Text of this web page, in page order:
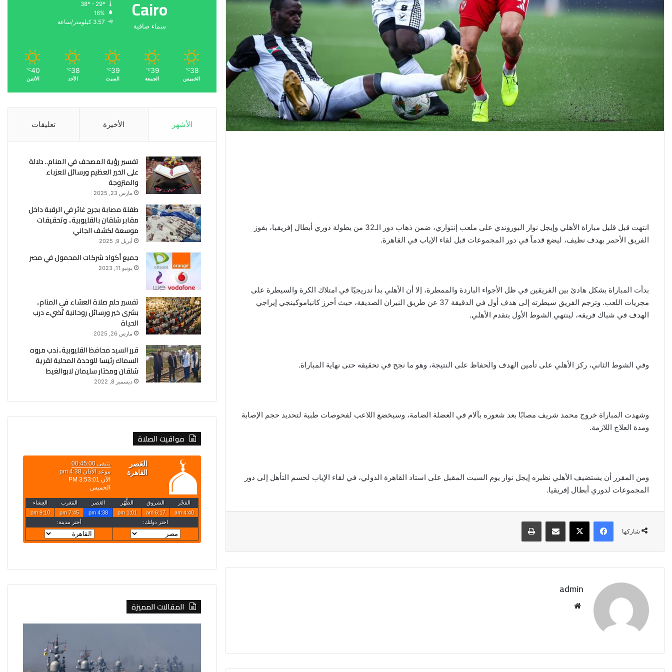
انتهت قبل قليل مباراة الأهلي وإيجل نوار البوروندي على ملعب إنتواري، ضمن ذهاب دور الـ32 من بطولة دوري أبطال إفريقيا، بفوز
الفريق الأحمر بهدف نظيف، ليضع قدماً في دور المجموعات قبل لقاء الإياب في القاهرة.
بدأت المباراة بشكل هادئ بين الفريقين في ظل الأجواء الباردة والممطرة، إلا أن الأهلي بدأ تدريجيًا في امتلاك الكرة والسيطرة على
مجريات اللعب. وترجم الفريق سيطرته إلى هدف أول في الدقيقة 37 عن طريق النيران الصديقة، حيث أحرز كانياموكينجي إيراجي
الهدف في شباك فريقه، لينتهي الشوط الأول بتقدم الأهلي.
وفي الشوط الثاني، ركز الأهلي على تأمين الهدف والحفاظ على النتيجة، وهو ما نجح في تحقيقه حتى نهاية المباراة.
وشهدت المباراة خروج محمد شريف مصابًا بعد شعوره بآلام في العضلة الضامة، وسيخضع اللاعب لفحوصات طبية لتحديد حجم الإصابة
ومدة العلاج اللازمة.
ومن المقرر أن يستضيف الأهلي نظيره إيجل نوار يوم السبت المقبل على استاد القاهرة الدولي، في لقاء الإياب لحسم التأهل إلى دور
المجموعات لدوري أبطال إفريقيا.
شاركها
فيسبوك ‫X مشاركة عبر البريد طباعة
admin
Cairo
سماء صافية
16%
3.57 كيلومتر/ساعة
38
℃
الخميس
39
℃
الجمعة
39
℃
السبت
38
℃
الأحد
40
℃
الأثنين
الأشهر الأخيرة تعليقات
تفسير رؤية المصحف في المنام.. دلالة
على الخير العظيم ورسائل للعزباء
والمتزوجة
مارس 23, 2025
طفلة مصابة بجرح غائر في الرقبة داخل
مقابر شلقان بالقليوبية.. وتحقيقات
موسعة لكشف الجاني
أبريل 9, 2025
جميع أكواد شركات المحمول في مصر
يونيو 11, 2023
تفسير حلم صلاة العشاء في المنام..
بشرى خير ورسائل روحانية تُضيء درب
الحياة
مارس 26, 2025
قرر السيد محافظ القليوبية..ندب مروه
السماك رئيسا للوحدة المحلية لقرية
شلقان ومختار سليمان لابوالغيط
ديسمبر 8, 2022
مواقيت الصلاة
المقالات المميزة
ممثل
على